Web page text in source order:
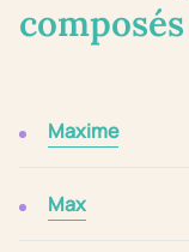
composés
Maxime
Max